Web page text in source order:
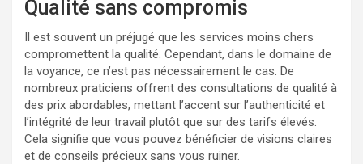
Qualité sans compromis
Il est souvent un préjugé que les services moins chers
compromettent la qualité. Cependant, dans le domaine de
la voyance, ce n’est pas nécessairement le cas. De
nombreux praticiens offrent des consultations de qualité à
des prix abordables, mettant l’accent sur l’authenticité et
l’intégrité de leur travail plutôt que sur des tarifs élevés.
Cela signifie que vous pouvez bénéficier de visions claires
et de conseils précieux sans vous ruiner.